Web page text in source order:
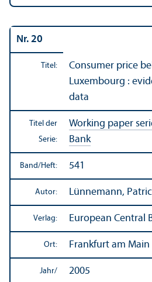
Nr. 20
Titel:
Consumer price
Luxembourg :
data
Titel der
Serie:
Working paper
Bank
Band/Heft: 541
Autor: Lünnemann,
Verlag: European Central
Ort: Frankfurt am Main
Jahr/
2005